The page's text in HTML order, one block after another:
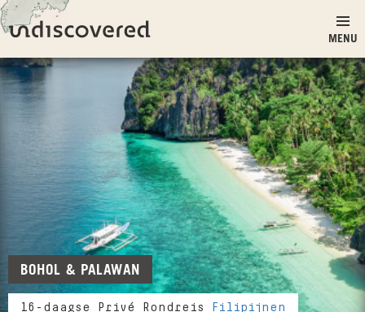
Ga naar inhoud
Undiscovered
MENU
BOHOL & PALAWAN
16-daagse Privé Rondreis Filipijnen